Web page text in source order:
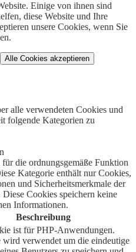
Einige von ihnen sind
diese Website und Ihre
unsere Cookies, wenn Sie
Alle Cookies akzeptieren
alle verwendeten Cookies und
folgende Kategorien zu
die ordnungsgemäße Funktion
Kategorie enthält nur Cookies,
und Sicherheitsmerkmale der
Cookies speichern keine
Informationen.
Beschreibung
ist für PHP-Anwendungen.
wird verwendet um die eindeutige